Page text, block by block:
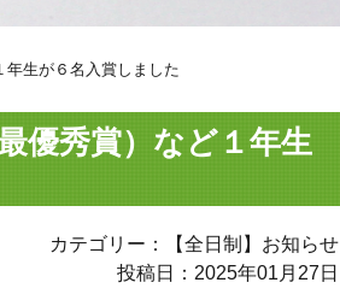
生が６名入賞しました
優秀賞）など１年生
カテゴリー：【全日制】お知らせ
投稿日：2025年01月27日